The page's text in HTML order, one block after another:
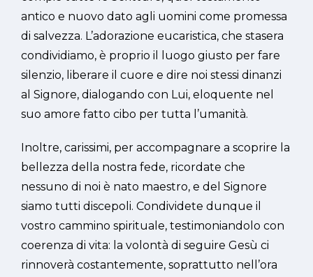
antico e nuovo dato agli uomini come promessa
di salvezza. L’adorazione eucaristica, che stasera
condividiamo, è proprio il luogo giusto per fare
silenzio, liberare il cuore e dire noi stessi dinanzi
al Signore, dialogando con Lui, eloquente nel
suo amore fatto cibo per tutta l’umanità.
Inoltre, carissimi, per accompagnare a scoprire la
bellezza della nostra fede, ricordate che
nessuno di noi è nato maestro, e del Signore
siamo tutti discepoli. Condividete dunque il
vostro cammino spirituale, testimoniandolo con
coerenza di vita: la volontà di seguire Gesù ci
rinnoverà costantemente, soprattutto nell’ora